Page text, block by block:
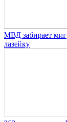
МВД забирает
лазейку